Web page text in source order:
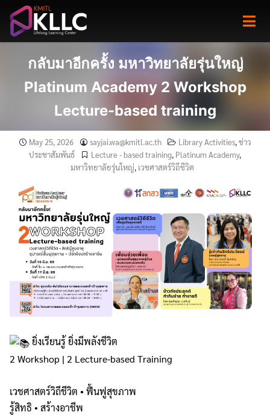
content
กลับมาอีกครั้ง มหาวิทยาลัยรุ่นใหญ่
Platinum Academy 2 Workshop
Lecture-based training
May 25, 2026 sayjai.wa@kmitl.ac.th Library Activities,ข่าว
ประชาสัมพันธ์
Lecture - based training, Platinum Academy,
มหาวิทยาลัยรุ่นใหญ่, เวชศาสตร์วิถีชีวิต
ยิ่งเรียนรู้ ยิ่งมีพลังชีวิต
2 Workshop | 2 Lecture-based Training
เวชศาสตร์วิถีชีวิต • ฟื้นฟูสุขภาพ
รู้สิทธิ • สร้างอาชีพ